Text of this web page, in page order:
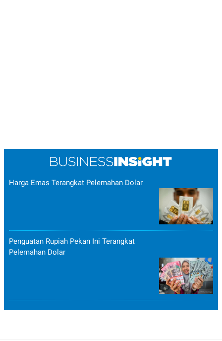
Harga Emas Terangkat Pelemahan Dolar
Penguatan Rupiah Pekan Ini Terangkat
Pelemahan Dolar